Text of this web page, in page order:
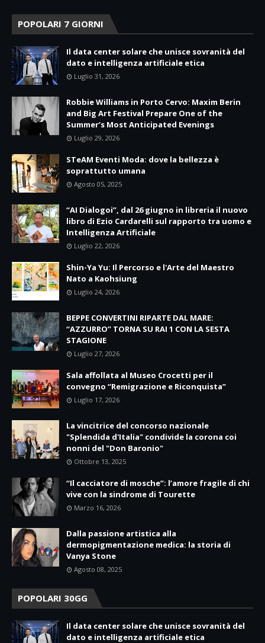
POPOLARI 7 GIORNI
Il data center solare che unisce sovranità del
dato e intelligenza artificiale etica
Luglio 31, 2026
Robbie Williams in Porto Cervo: Maxim Berin
and Big Art Festival Prepare One of the
Summer’s Most Anticipated Evenings
Luglio 29, 2026
STeAM Eventi Moda: dove la bellezza è
soprattutto umana
Agosto 05, 2025
“AI Dialogoi”, dal 26 giugno in libreria il nuovo
libro di Ezio Cardarelli sul rapporto tra uomo e
Intelligenza Artificiale
Luglio 22, 2026
Shin-Ya Yu: Il Percorso e l'Arte del Maestro
Nato a Kaohsiung
Luglio 24, 2026
BEPPE CONVERTINI RIPARTE DAL MARE:
“AZZURRO” TORNA SU RAI 1 CON LA SESTA
STAGIONE
Luglio 27, 2026
Sala affollata al Museo Crocetti per il
convegno “Remigrazione e Riconquista”
Luglio 17, 2026
La vincitrice del concorso nazionale
"Splendida d'Italia" condivide la corona coi
nonni del "Don Baronio"
Ottobre 13, 2025
“Il cacciatore di mosche”: l’amore fragile di chi
vive con la sindrome di Tourette
Marzo 16, 2026
Dalla passione artistica alla
dermopigmentazione medica: la storia di
Vanya Stone
Agosto 08, 2025
POPOLARI 30GG
Il data center solare che unisce sovranità del
dato e intelligenza artificiale etica